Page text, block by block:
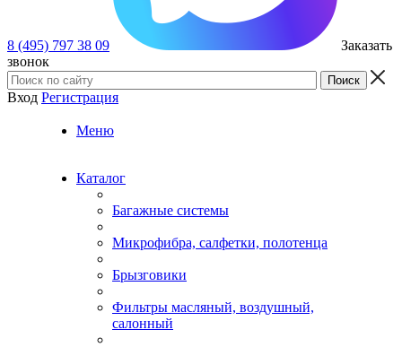
8 (495) 797 38 09
Заказать
звонок
Вход Регистрация
Меню
Каталог
Багажные системы
Микрофибра, салфетки, полотенца
Брызговики
Фильтры масляный, воздушный,
салонный